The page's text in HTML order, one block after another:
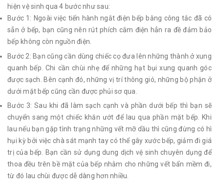
hiện vệ sinh qua 4 bước như sau:
Bước 1: Ngoài việc tiến hành ngắt điện bếp bằng công tắc đã có
sẵn ở bếp, bạn cũng nên rút phích cắm điện hẳn ra đề đảm bảo
bếp không còn nguồn điện.
Bước 2: Bạn cũng cần dùng chiếc cọ đưa lên những thành ở xung
quanh bếp. Chi cần chùi nhẹ để những hạt bụi xung quanh góc
được sạch. Bên cạnh đó, những vị trí thông gió, những bộ phận ở
dưới mặt bếp cũng cần được phủi sơ qua.
Bước 3: Sau khi đã làm sạch cạnh và phần dưới bếp thì bạn sẽ
chuyển sang một chiếc khăn ướt để lau qua phần mặt bếp. Khi
lau nếu bạn gặp tình trạng những vết mỡ dầu thì cũng đừng có hì
hụi kỳ bởi việc chà sát mạnh tay có thể gây xước bếp, giảm đi giá
trị của bếp. Bạn cần sử dụng dung dịch vệ sinh chuyên dụng để
thoa đều trên bề mặt của bếp nhằm cho những vết bẩn mềm đi,
từ đó lau chùi được dễ dàng hơn nhiều.